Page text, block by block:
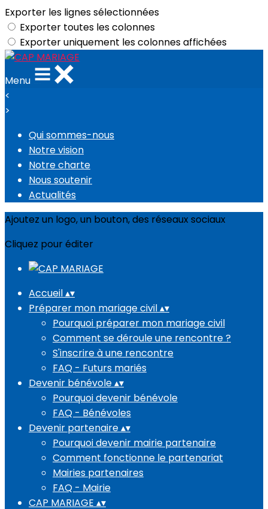
Exporter les lignes sélectionnées
Exporter toutes les colonnes
Exporter uniquement les colonnes affichées
Menu
<
>
Qui sommes-nous
Notre vision
Notre charte
Nous soutenir
Actualités
Ajoutez un logo, un bouton, des réseaux sociaux
Cliquez pour éditer
Accueil▴▾
Préparer mon mariage civil▴▾
Pourquoi préparer mon mariage civil
Comment se déroule une rencontre ?
S'inscrire à une rencontre
FAQ - Futurs mariés
Devenir bénévole▴▾
Pourquoi devenir bénévole
FAQ - Bénévoles
Devenir partenaire▴▾
Pourquoi devenir mairie partenaire
Comment fonctionne le partenariat
Mairies partenaires
FAQ - Mairie
CAP MARIAGE ▴▾